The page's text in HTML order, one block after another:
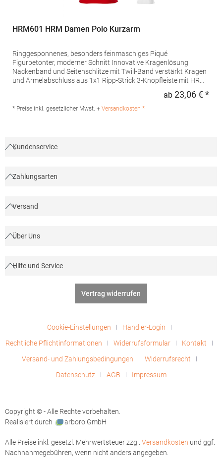
HRM601 HRM Damen Polo Kurzarm
Ringgesponnenes, besonders feinmaschiges Piqué
Figurbetonter, moderner Schnitt Innovative Kragenlösung
Nackenband und Seitenschlitze mit Twill-Band verstärkt Kragen
und Ärmelabschluss aus 1x1 Ripp-Strick 3-Knopfleiste mit HRM-
waschbarTrockner geeignetGrammatur: 180
textil.de
ab 23,06 € *
* Preise inkl. gesetzlicher Mwst. + Versandkosten *
Kundenservice
Zahlungsarten
Versand
Über Uns
Hilfe und Service
Vertrag widerrufen
Cookie-Einstellungen
Händler-Login
Rechtliche Pflichtinformationen
Widerrufsformular
Kontakt
Versand- und Zahlungsbedingungen
Widerrufsrecht
Datenschutz
AGB Impressum
Copyright © - Alle Rechte vorbehalten.
Realisiert durch
arboro GmbH
Alle Preise inkl. gesetzl. Mehrwertsteuer zzgl. Versandkosten und ggf.
Nachnahmegebühren, wenn nicht anders angegeben.